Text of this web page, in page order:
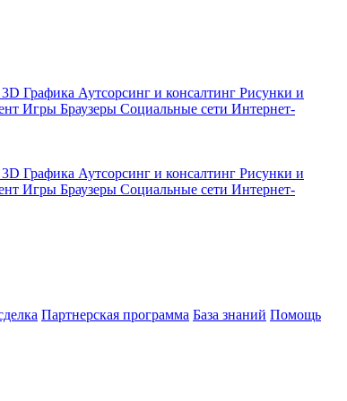
3D Графика Аутсорсинг и консалтинг Рисунки и
Игры Браузеры Социальные сети Интернет-
3D Графика Аутсорсинг и консалтинг Рисунки и
Игры Браузеры Социальные сети Интернет-
Партнерская программа База знаний Помощь